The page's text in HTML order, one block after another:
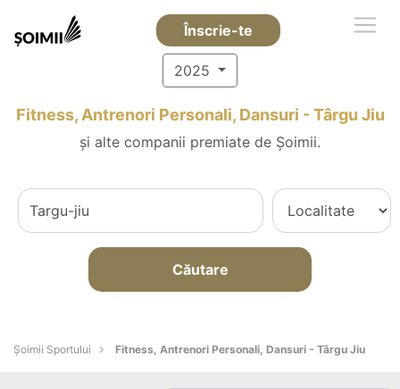
Înscrie-te
2025
Fitness, Antrenori Personali, Dansuri - Târgu Jiu
și alte companii premiate de Șoimii.
Căutare
Șoimii Sportului Fitness, Antrenori Personali, Dansuri - Târgu Jiu